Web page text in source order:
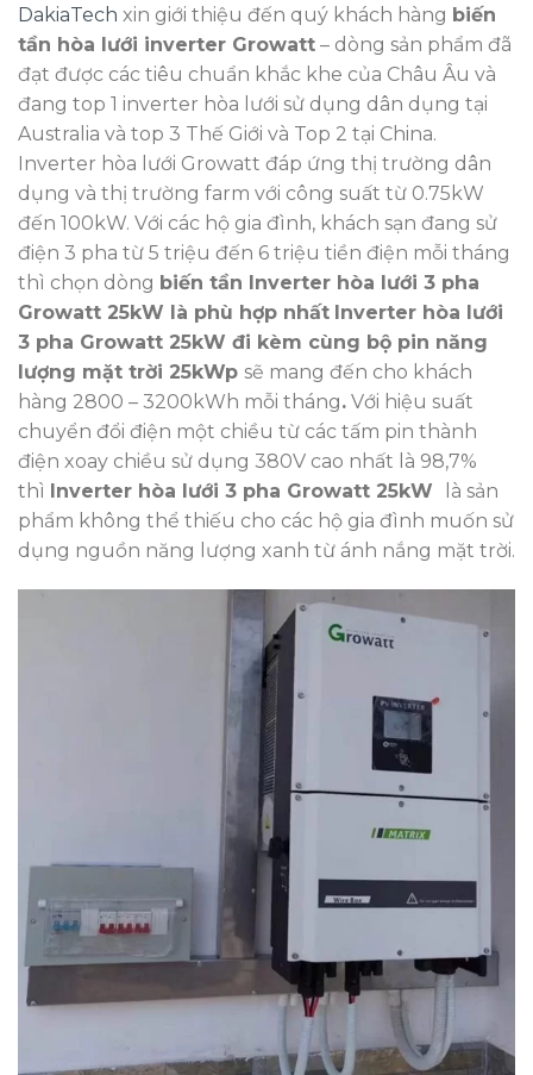
DakiaTech xin giới thiệu đến quý khách hàng biến
tần hòa lưới inverter Growatt – dòng sản phẩm đã
đạt được các tiêu chuẩn khắc khe của Châu Âu và
đang top 1 inverter hòa lưới sử dụng dân dụng tại
Australia và top 3 Thế Giới và Top 2 tại China.
Inverter hòa lưới Growatt đáp ứng thị trường dân
dụng và thị trường farm với công suất từ 0.75kW
đến 100kW. Với các hộ gia đình, khách sạn đang sử
điện 3 pha từ 5 triệu đến 6 triệu tiền điện mỗi tháng
thì chọn dòng biến tần Inverter hòa lưới 3 pha
Growatt 25kW là phù hợp nhất Inverter hòa lưới
3 pha Growatt 25kW đi kèm cùng bộ pin năng
lượng mặt trời 25kWp sẽ mang đến cho khách
hàng 2800 – 3200kWh mỗi tháng. Với hiệu suất
chuyển đổi điện một chiều từ các tấm pin thành
điện xoay chiều sử dụng 380V cao nhất là 98,7%
thì Inverter hòa lưới 3 pha Growatt 25kW
là sản
phẩm không thể thiếu cho các hộ gia đình muốn sử
dụng nguồn năng lượng xanh từ ánh nắng mặt trời.